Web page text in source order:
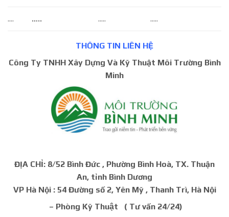
…. ….. ….. …..
THÔNG TIN LIÊN HỆ
Công Ty TNHH Xây Dựng Và Kỹ Thuật Môi Trường Bình
Minh
ĐỊA CHỈ: 8/52 Bình Đức , Phường Bình Hoà, TX. Thuận
An, tỉnh Bình Dương
VP Hà Nội : 54 Đường số 2, Yên Mỹ , Thanh Trì, Hà Nội
– Phòng Kỹ Thuật ( Tư vấn 24/24)